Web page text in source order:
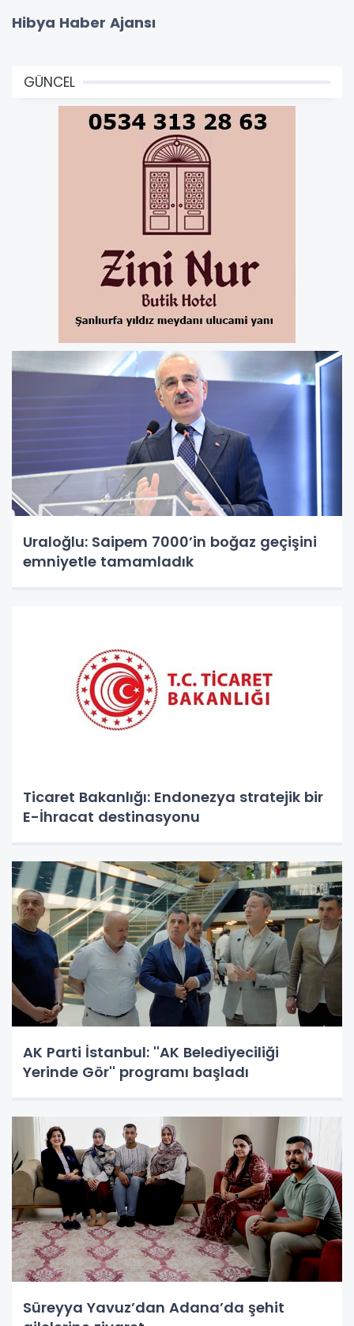
Hibya Haber Ajansı
GÜNCEL
Uraloğlu: Saipem 7000’in boğaz geçişini
emniyetle tamamladık
Ticaret Bakanlığı: Endonezya stratejik bir
E-İhracat destinasyonu
AK Parti İstanbul: ''AK Belediyeciliği
Yerinde Gör'' programı başladı
Süreyya Yavuz’dan Adana’da şehit